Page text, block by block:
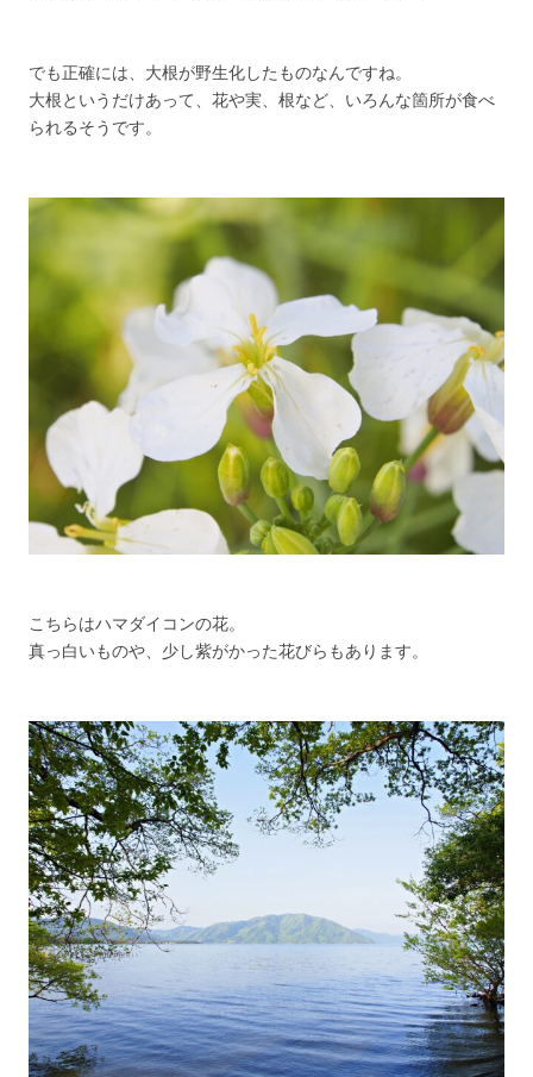
でも正確には、大根が野生化したものなんですね。
大根というだけあって、花や実、根など、いろんな箇所が食べ
られるそうです。
こちらはハマダイコンの花。
真っ白いものや、少し紫がかった花びらもあります。